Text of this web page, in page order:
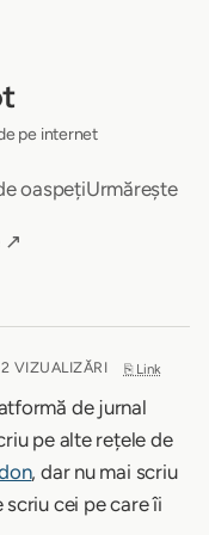
pe internet
oaspețiUrmărește
↗
VIZUALIZĂRI ⎘ Link
de jurnal
pe alte rețele de
, dar nu mai scriu
cei pe care îi